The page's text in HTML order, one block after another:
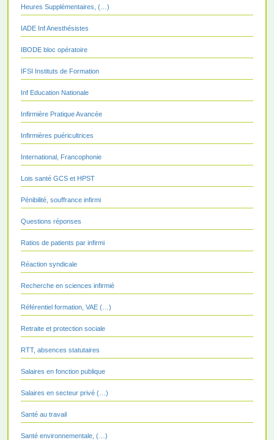
Heures Supplémentaires, (…)
IADE Inf Anesthésistes
IBODE bloc opératoire
IFSI Instituts de Formation
Inf Education Nationale
Infirmière Pratique Avancée
Infirmières puéricultrices
International, Francophonie
Lois santé GCS et HPST
Pénibilité, souffrance infirmi
Questions réponses
Ratios de patients par infirmi
Réaction syndicale
Recherche en sciences infirmiè
Référentiel formation, VAE (…)
Retraite et protection sociale
RTT, absences statutaires
Salaires en fonction publique
Salaires en secteur privé (…)
Santé au travail
Santé environnementale, (…)